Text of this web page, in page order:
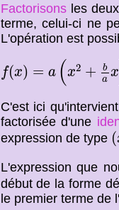
Factorisonsles
terme, celui-ci ne
L'opération est
f(x) = a (x2 +
b
a x
+
C'est ici
factorisée d'une
expression de type (
(
L'expression que
début de la forme
le premier terme de